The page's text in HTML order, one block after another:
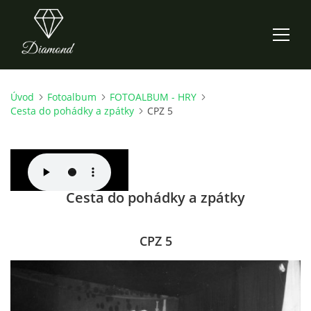
ÚVOD
O NÁS
Úvod Fotoalbum
FOTOALBUM - HRY
Cesta do pohádky a zpátky
CPZ 5
Cesta do pohádky a zpátky
CPZ 5